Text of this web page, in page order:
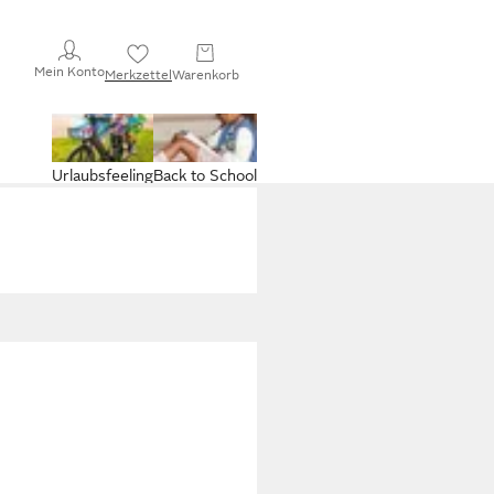
Mein KontoMerkzettelWarenkorb
Back to School
Urlaubsfeeling